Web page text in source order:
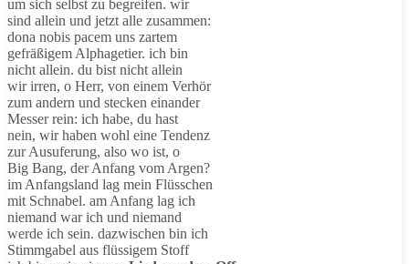
um sich selbst zu begreifen. wir
sind allein und jetzt alle zusammen:
dona nobis pacem uns zartem
gefräßigem Alphagetier. ich bin
nicht allein. du bist nicht allein
wir irren, o Herr, von einem Verhör
zum andern und stecken einander
Messer rein: ich habe, du hast
nein, wir haben wohl eine Tendenz
zur Ausuferung, also wo ist, o
Big Bang, der Anfang vom Argen?
im Anfangsland lag mein Flüsschen
mit Schnabel. am Anfang lag ich
niemand war ich und niemand
werde ich sein. dazwischen bin ich
Stimmgabel aus flüssigem Stoff